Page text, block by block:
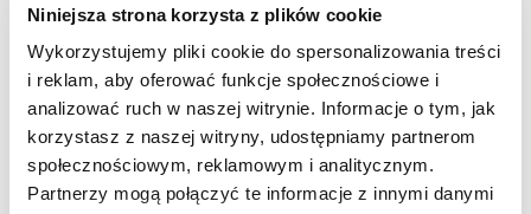
Niniejsza strona korzysta z plików cookie
Wykorzystujemy pliki cookie do spersonalizowania treści
i reklam, aby oferować funkcje społecznościowe i
analizować ruch w naszej witrynie. Informacje o tym, jak
korzystasz z naszej witryny, udostępniamy partnerom
społecznościowym, reklamowym i analitycznym.
Partnerzy mogą połączyć te informacje z innymi danymi